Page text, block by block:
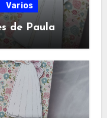
Varios
de Paula